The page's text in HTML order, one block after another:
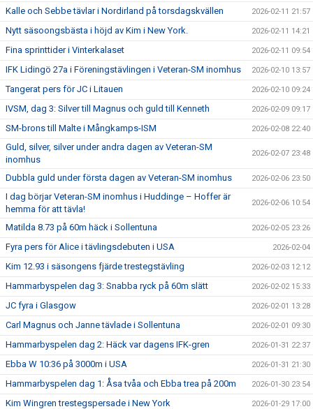
Kalle och Sebbe tävlar i Nordirland på torsdagskvällen 2026-02-11 21:57
Nytt säsoongsbästa i höjd av Kim i New York. 2026-02-11 14:21
Fina sprinttider i Vinterkalaset 2026-02-11 09:54
IFK Lidingö 27a i Föreningstävlingen i Veteran-SM inomhus 2026-02-10 13:57
Tangerat pers för JC i Litauen 2026-02-10 09:24
IVSM, dag 3: Silver till Magnus och guld till Kenneth 2026-02-09 09:17
SM-brons till Malte i Mångkamps-ISM 2026-02-08 22:40
Guld, silver, silver under andra dagen av Veteran-SM
inomhus
2026-02-07 23:48
Dubbla guld under första dagen av Veteran-SM inomhus 2026-02-06 23:50
I dag börjar Veteran-SM inomhus i Huddinge – Hoffer är
hemma för att tävla!
2026-02-06 10:54
Matilda 8.73 på 60m häck i Sollentuna 2026-02-05 23:26
Fyra pers för Alice i tävlingsdebuten i USA 2026-02-04
Kim 12.93 i säsongens fjärde trestegstävling 2026-02-03 12:12
Hammarbyspelen dag 3: Snabba ryck på 60m slätt 2026-02-02 15:33
JC fyra i Glasgow 2026-02-01 13:28
Carl Magnus och Janne tävlade i Sollentuna 2026-02-01 09:30
Hammarbyspelen dag 2: Häck var dagens IFK-gren 2026-01-31 22:37
Ebba W 10:36 på 3000m i USA 2026-01-31 21:30
Hammarbyspelen dag 1: Åsa tvåa och Ebba trea på 200m 2026-01-30 23:54
Kim Wingren trestegspersade i New York 2026-01-29 17:00